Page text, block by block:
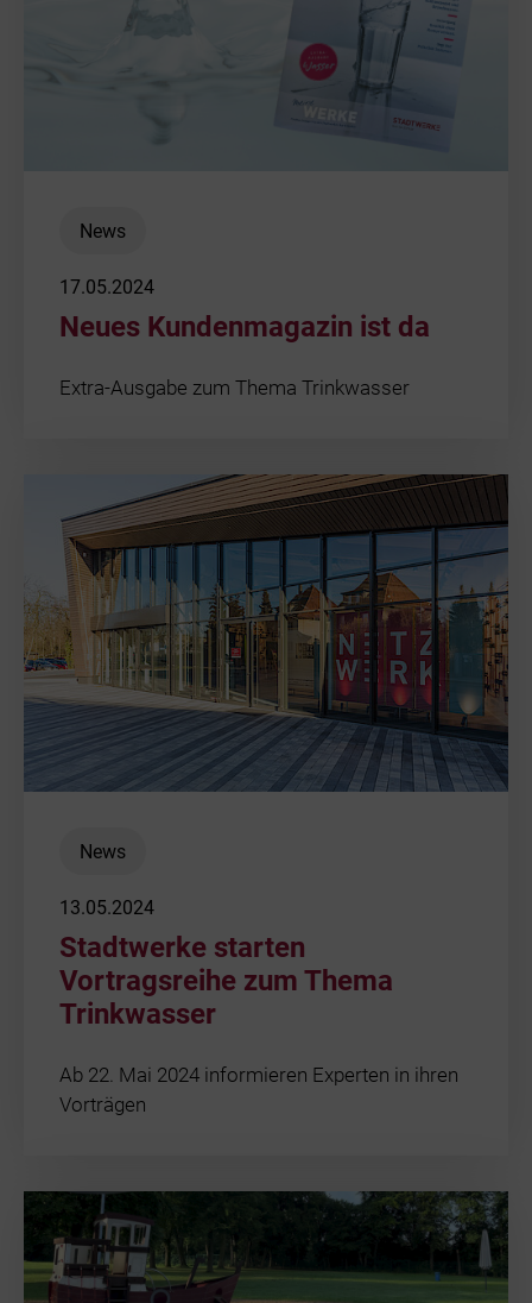
News
17.05.2024
Neues Kundenmagazin ist da
Extra-Ausgabe zum Thema Trinkwasser
News
13.05.2024
Stadtwerke starten
Vortragsreihe zum Thema
Trinkwasser
Ab 22. Mai 2024 informieren Experten in ihren
Vorträgen